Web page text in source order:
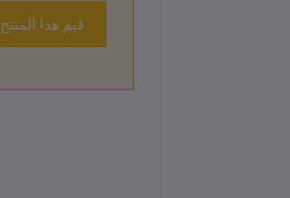
قيم هذا المنتج